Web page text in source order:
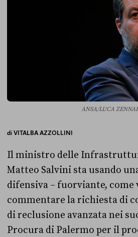
ANSA/LUCA
diVITALBA AZZOLLINI
Il ministro delle
Matteo Salvini sta usando
difensiva – fuorviante, come
commentare la richiesta di
di reclusione avanzata nei
Procura di Palermo per il